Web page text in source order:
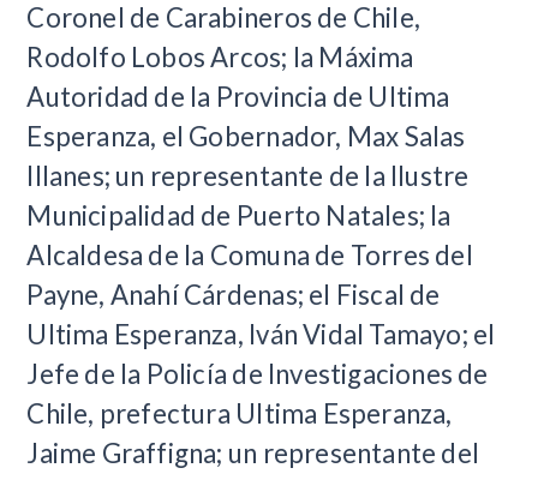
Coronel de Carabineros de Chile,
Rodolfo Lobos Arcos; la Máxima
Autoridad de la Provincia de Ultima
Esperanza, el Gobernador, Max Salas
Illanes; un representante de la Ilustre
Municipalidad de Puerto Natales; la
Alcaldesa de la Comuna de Torres del
Payne, Anahí Cárdenas; el Fiscal de
Ultima Esperanza, Iván Vidal Tamayo; el
Jefe de la Policía de Investigaciones de
Chile, prefectura Ultima Esperanza,
Jaime Graffigna; un representante del